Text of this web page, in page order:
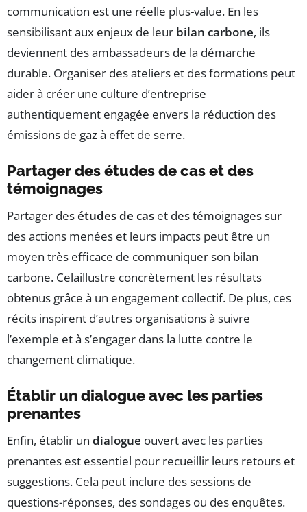
communication est une réelle plus-value. En les
sensibilisant aux enjeux de leur bilan carbone, ils
deviennent des ambassadeurs de la démarche
durable. Organiser des ateliers et des formations peut
aider à créer une culture d’entreprise
authentiquement engagée envers la réduction des
émissions de gaz à effet de serre.
Partager des études de cas et des
témoignages
Partager desétudes de cas et des témoignages sur
des actions menées et leurs impacts peut être un
moyen très efficace de communiquer son bilan
carbone. Celaillustre concrètement les résultats
obtenus grâce à un engagement collectif. De plus, ces
récits inspirent d’autres organisations à suivre
l’exemple et à s’engager dans la lutte contre le
changement climatique.
Établir un dialogue avec les parties
prenantes
Enfin, établir un dialogue ouvert avec les parties
prenantes est essentiel pour recueillir leurs retours et
suggestions. Cela peut inclure des sessions de
questions-réponses, des sondages ou des enquêtes.